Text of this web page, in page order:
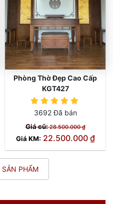
Phòng Thờ Đẹp Cao Cấp
KGT427
3692 Đã bán
Giá cũ:28.500.000 ₫
Giá KM: 22.500.000 ₫
SẢN PHẨM